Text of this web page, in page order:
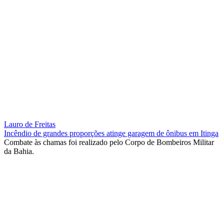
Lauro de Freitas
Incêndio de grandes proporções atinge garagem de ônibus em Itinga
Combate às chamas foi realizado pelo Corpo de Bombeiros Militar
da Bahia.